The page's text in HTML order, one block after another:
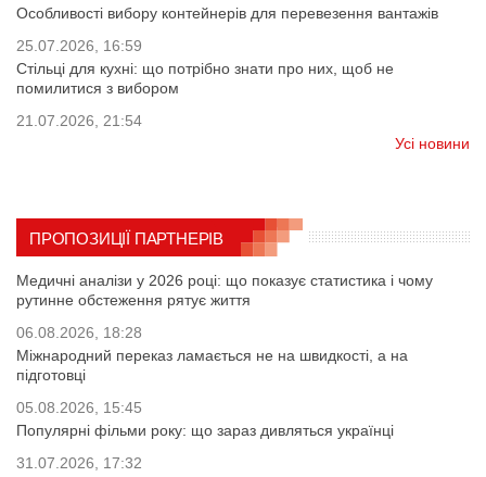
Особливості вибору контейнерів для перевезення вантажів
25.07.2026, 16:59
Стільці для кухні: що потрібно знати про них, щоб не
помилитися з вибором
21.07.2026, 21:54
Усі новини
ПРОПОЗИЦІЇ ПАРТНЕРІВ
Медичні аналізи у 2026 році: що показує статистика і чому
рутинне обстеження рятує життя
06.08.2026, 18:28
Міжнародний переказ ламається не на швидкості, а на
підготовці
05.08.2026, 15:45
Популярні фільми року: що зараз дивляться українці
31.07.2026, 17:32